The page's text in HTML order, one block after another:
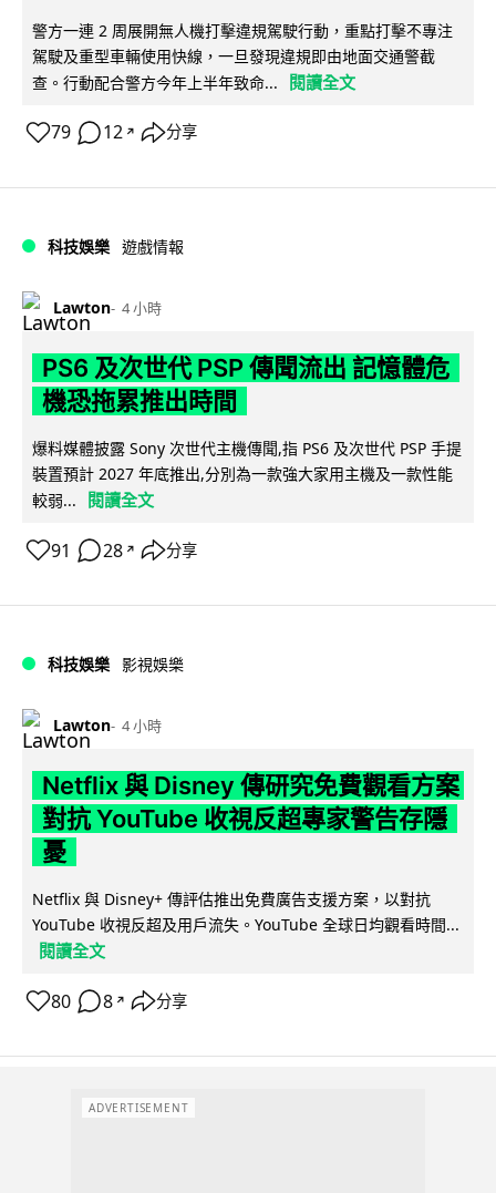
警方一連 2 周展開無人機打擊違規駕駛行動，重點打擊不專注
駕駛及重型車輛使用快線，一旦發現違規即由地面交通警截
查。行動配合警方今年上半年致命...
閱讀全文
79 12 ↗ 分享
科技娛樂 遊戲情報
Lawton 4 小時
PS6 及次世代 PSP 傳聞流出 記憶體危
機恐拖累推出時間
爆料媒體披露 Sony 次世代主機傳聞,指 PS6 及次世代 PSP 手提
裝置預計 2027 年底推出,分別為一款強大家用主機及一款性能
較弱...
閱讀全文
91 28 ↗ 分享
科技娛樂 影視娛樂
Lawton 4 小時
Netflix 與 Disney 傳研究免費觀看方案
對抗 YouTube 收視反超專家警告存隱
憂
Netflix 與 Disney+ 傳評估推出免費廣告支援方案，以對抗
YouTube 收視反超及用戶流失。YouTube 全球日均觀看時間...
閱讀全文
80 8 ↗ 分享
ADVERTISEMENT